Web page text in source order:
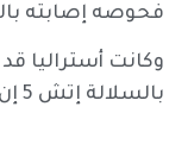
فحوصه إصابته
وكانت أستراليا
بالسلالة إتش 5 إن 1 من الفيروس.